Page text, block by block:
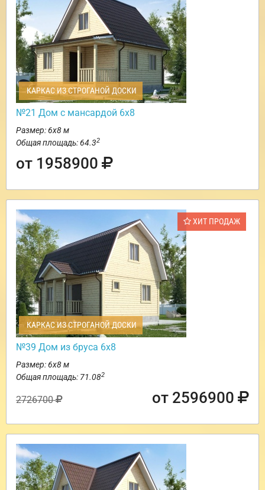
КАРКАС ИЗ СТРОГАНОЙ ДОСКИ
№21 Дом с мансардой 6х8
Размер: 6х8 м
Общая площадь: 64.32
от 1958900
ХИТ ПРОДАЖ
КАРКАС ИЗ СТРОГАНОЙ ДОСКИ
№39 Дом из бруса 6х8
Размер: 6х8 м
Общая площадь: 71.082
2726700 от 2596900